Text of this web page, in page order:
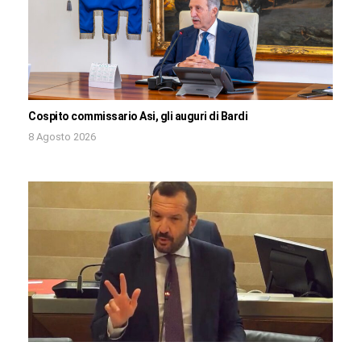
Cospito commissario Asi, gli auguri di Bardi
8 Agosto 2026